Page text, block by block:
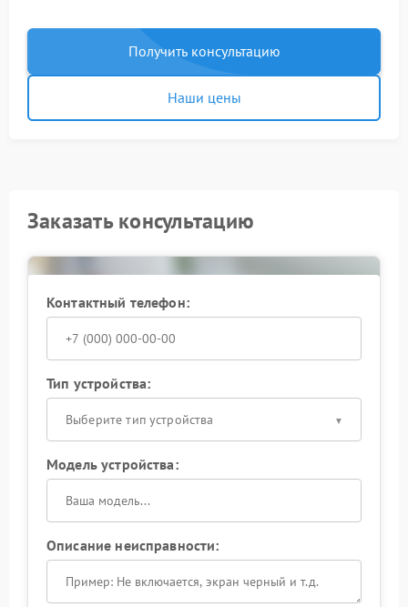
Получить консультацию
Наши цены
Заказать консультацию
Контактный телефон:
Тип устройства:
Выберите тип устройства
Модель устройства:
Описание неисправности: